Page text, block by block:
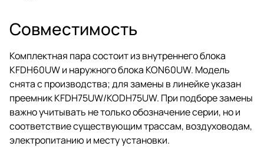
Совместимость
Комплектная пара состоит из внутреннего блока
KFDH60UW и наружного блока KON60UW. Модель
снята с производства; для замены в линейке указан
преемник KFDH75UW/KODH75UW. При подборе замены
важно учитывать не только обозначение серии, но и
соответствие существующим трассам, воздуховодам,
электропитанию и месту установки.